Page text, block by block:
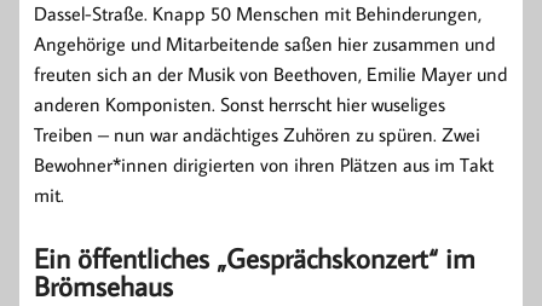
Dassel-Straße. Knapp 50 Menschen mit Behinderungen,
Angehörige und Mitarbeitende saßen hier zusammen und
freuten sich an der Musik von Beethoven, Emilie Mayer und
anderen Komponisten. Sonst herrscht hier wuseliges
Treiben – nun war andächtiges Zuhören zu spüren. Zwei
Bewohner*innen dirigierten von ihren Plätzen aus im Takt
mit.
Ein öffentliches „Gesprächskonzert“ im
Brömsehaus